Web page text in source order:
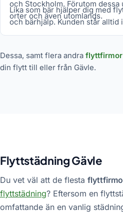
och Stockholm. Förutom
orter och även utomlands.
Lika som bär hjälper dig med
och bärhjälp. Kunden står alltid
Dennis strävar efter att kunden
Dessa, samt flera andra
din flytt till eller från Gävle.
Flyttstädning Gävle
Du vet väl att de flesta
flyttstädning? Eftersom en
omfattande än en vanlig